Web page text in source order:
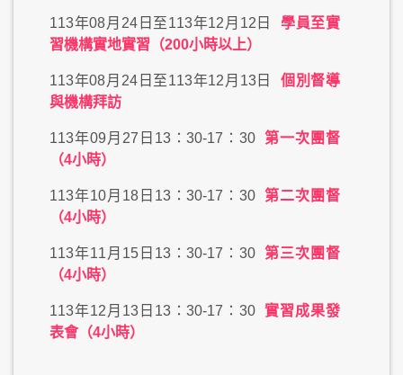
113年08月24日至113年12月12日
學員至實
習機構實地實習（200小時以上）
113年08月24日至113年12月13日
個別督導
與機構拜訪
113年09月27日13：30-17：30
第一次團督
（4小時）
113年10月18日13：30-17：30
第二次團督
（4小時）
113年11月15日13：30-17：30
第三次團督
（4小時）
113年12月13日13：30-17：30
實習成果發
表會（4小時）